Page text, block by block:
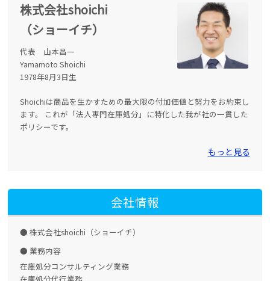
株式会社shoichi
（ショーイチ）
代表 山本昌一
Yamamoto Shoichi
1978年8月3日生
Shoichiは商品を生かすための最大限の付加価値と努力をお約束し
ます。 これが「法人専門在庫処分」に特化した我が社の一貫した
ポリシーです。
もっと見る
会社情報
株式会社shoichi（ショーイチ）
業務内容
在庫処分コンサルティング業務